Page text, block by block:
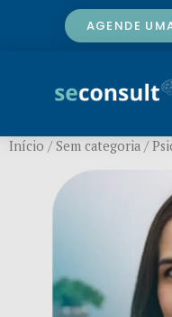
AGENDE
Início /Sem categoria /